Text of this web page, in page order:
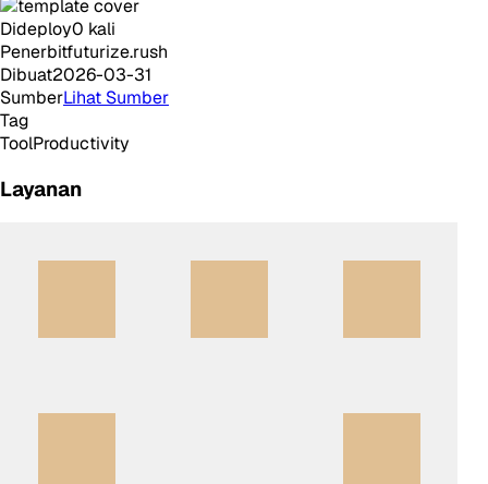
Dideploy0 kali
Penerbitfuturize.rush
Dibuat2026-03-31
SumberLihat Sumber
Tag
ToolProductivity
Layanan